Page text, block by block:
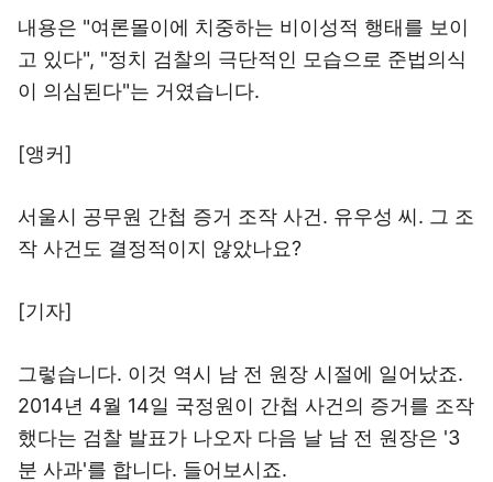
내용은 "여론몰이에 치중하는 비이성적 행태를 보이
고 있다", "정치 검찰의 극단적인 모습으로 준법의식
이 의심된다"는 거였습니다.
[앵커]
서울시 공무원 간첩 증거 조작 사건. 유우성 씨. 그 조
작 사건도 결정적이지 않았나요?
[기자]
그렇습니다. 이것 역시 남 전 원장 시절에 일어났죠.
2014년 4월 14일 국정원이 간첩 사건의 증거를 조작
했다는 검찰 발표가 나오자 다음 날 남 전 원장은 '3
분 사과'를 합니다. 들어보시죠.